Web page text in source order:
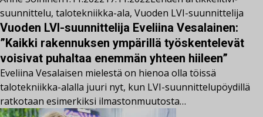
suunnittelu, talotekniikka-ala, Vuoden LVI-suunnittelija
Vuoden LVI-suunnittelija Eveliina Vesalainen:
”Kaikki rakennuksen ympärillä työskentelevät
voisivat puhaltaa enemmän yhteen hiileen”
Eveliina Vesalaisen mielestä on hienoa olla töissä
talotekniikka-alalla juuri nyt, kun LVI-suunnittelupöydillä
ratkotaan esimerkiksi ilmastonmuutosta…